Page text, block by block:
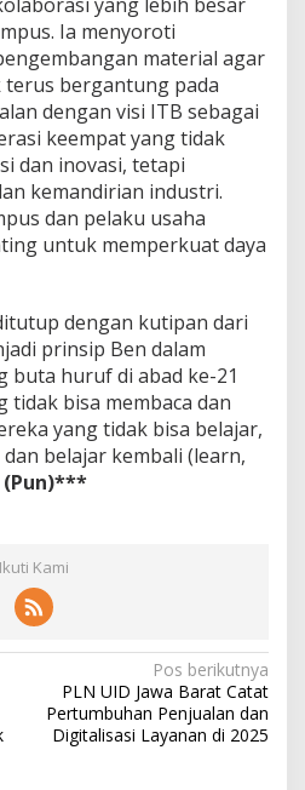
Ia menyoroti
material agar
bergantung pada
dengan visi ITB sebagai
keempat yang tidak
dan inovasi, tetapi
kemandirian industri.
dan pelaku usaha
untuk memperkuat daya
dengan kutipan dari
prinsip Ben dalam
buta huruf di abad ke-21
tidak bisa membaca dan
yang tidak bisa belajar,
belajar kembali (learn,
(Pun)***
Ikuti Kami
Pos berikutnya
PLN UID Jawa Barat Catat
Pertumbuhan Penjualan dan
Digitalisasi Layanan di 2025